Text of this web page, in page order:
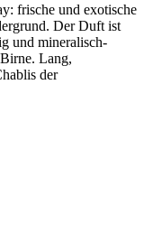
frische und exotische
Der Duft ist
und mineralisch-
Lang,
der